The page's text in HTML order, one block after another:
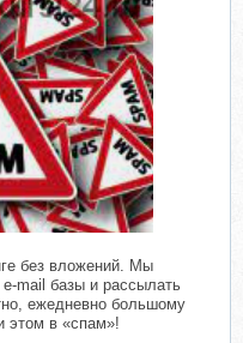
без вложений. Мы
mail базы и рассылать
ежедневно большому
этом в «спам»!​